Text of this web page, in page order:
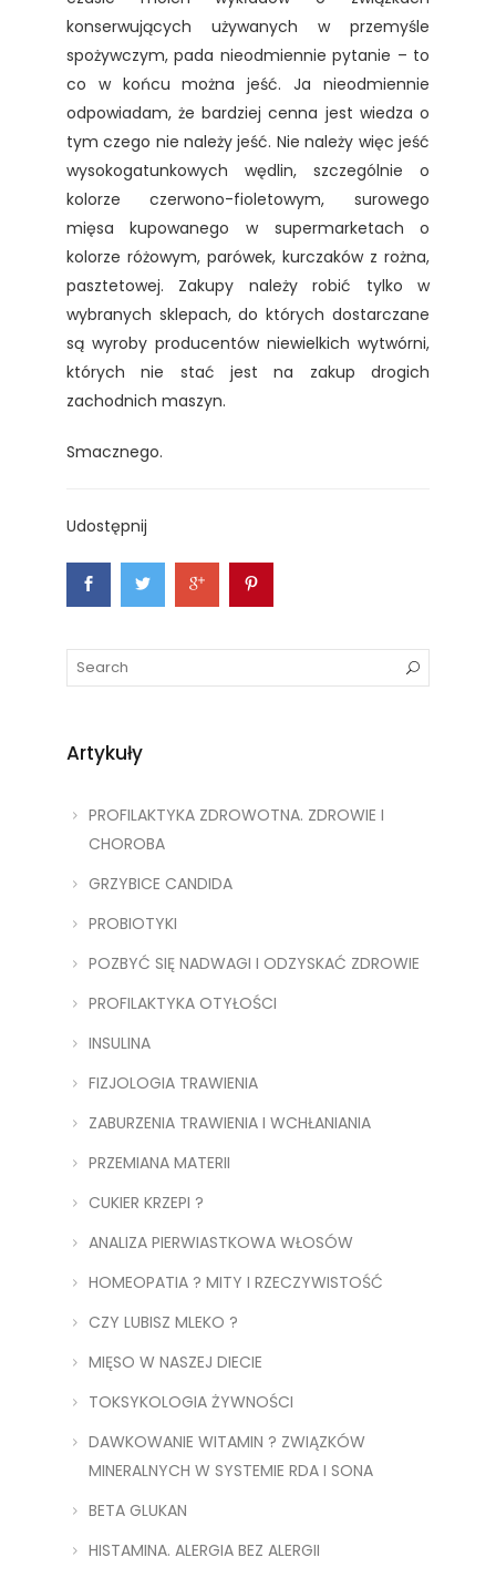
konserwujących używanych w przemyśle
spożywczym, pada nieodmiennie pytanie – to
co w końcu można jeść. Ja nieodmiennie
odpowiadam, że bardziej cenna jest wiedza o
tym czego nie należy jeść. Nie należy więc jeść
wysokogatunkowych wędlin, szczególnie o
kolorze czerwono-fioletowym, surowego
mięsa kupowanego w supermarketach o
kolorze różowym, parówek, kurczaków z rożna,
pasztetowej. Zakupy należy robić tylko w
wybranych sklepach, do których dostarczane
są wyroby producentów niewielkich wytwórni,
których nie stać jest na zakup drogich
zachodnich maszyn.
Smacznego.
Udostępnij
Artykuły
PROFILAKTYKA ZDROWOTNA. ZDROWIE I
CHOROBA
GRZYBICE CANDIDA
PROBIOTYKI
POZBYĆ SIĘ NADWAGI I ODZYSKAĆ ZDROWIE
PROFILAKTYKA OTYŁOŚCI
INSULINA
FIZJOLOGIA TRAWIENIA
ZABURZENIA TRAWIENIA I WCHŁANIANIA
PRZEMIANA MATERII
CUKIER KRZEPI ?
ANALIZA PIERWIASTKOWA WŁOSÓW
HOMEOPATIA ? MITY I RZECZYWISTOŚĆ
CZY LUBISZ MLEKO ?
MIĘSO W NASZEJ DIECIE
TOKSYKOLOGIA ŻYWNOŚCI
DAWKOWANIE WITAMIN ? ZWIĄZKÓW
MINERALNYCH W SYSTEMIE RDA I SONA
BETA GLUKAN
HISTAMINA. ALERGIA BEZ ALERGII